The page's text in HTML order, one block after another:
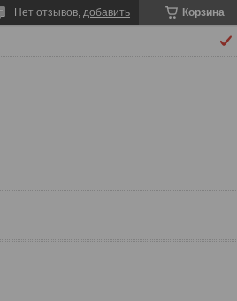
Корзина
Нет отзывов, добавить